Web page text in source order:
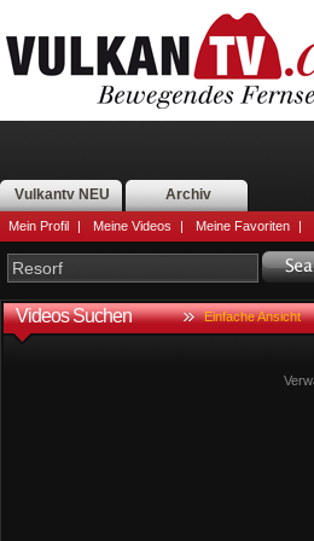
Vulkantv NEU Archiv
Mein Profil | Meine Videos | Meine Favoriten |
Videos Suchen Einfache Ansicht